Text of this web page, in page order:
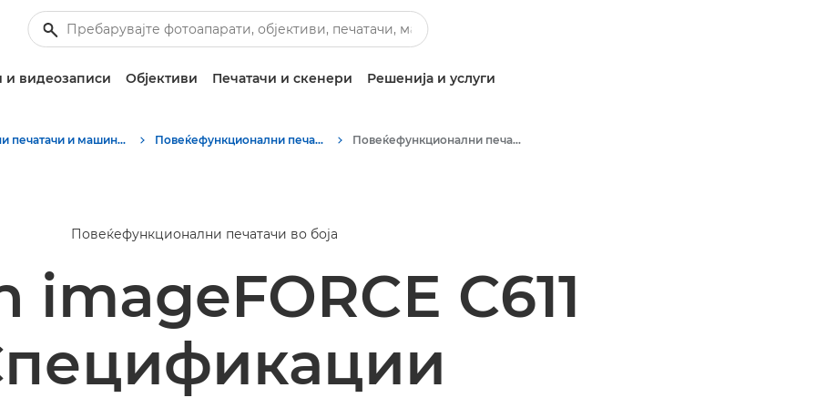
и видеозаписи Објективи Печатачи и скенери Решенија и услуги
Деловни печатачи и машини за факс Повеќефункционални печатачи - сè-во-едно печатачи Повеќефункционални печатачи во боја
Повеќефункционални печатачи во боја
imageFORCE C611